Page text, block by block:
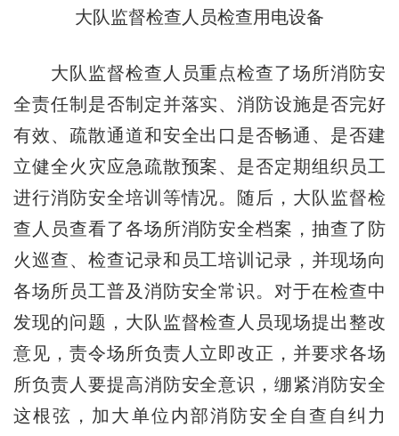
大队监督检查人员检查用电设备
大队监督检查人员重点检查了场所消防安
全责任制是否制定并落实、消防设施是否完好
有效、疏散通道和安全出口是否畅通、是否建
立健全火灾应急疏散预案、是否定期组织员工
进行消防安全培训等情况。随后，大队监督检
查人员查看了各场所消防安全档案，抽查了防
火巡查、检查记录和员工培训记录，并现场向
各场所员工普及消防安全常识。对于在检查中
发现的问题，大队监督检查人员现场提出整改
意见，责令场所负责人立即改正，并要求各场
所负责人要提高消防安全意识，绷紧消防安全
这根弦，加大单位内部消防安全自查自纠力